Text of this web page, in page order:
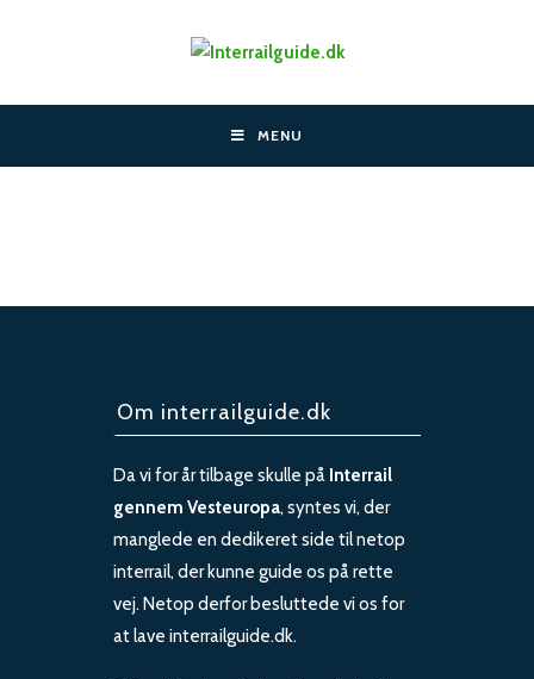
MENU
Om interrailguide.dk
Da vi for år tilbage skulle på Interrail
gennem Vesteuropa, syntes vi, der
manglede en dedikeret side til netop
interrail, der kunne guide os på rette
vej. Netop derfor besluttede vi os for
at lave interrailguide.dk.